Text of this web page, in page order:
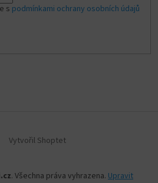
s podmínkami ochrany osobních údajů
Vytvořil Shoptet
. Všechna práva vyhrazena. Upravit